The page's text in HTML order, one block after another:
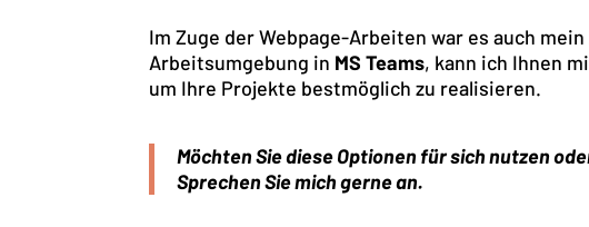
Im Zuge der Webpage-Arbeiten war es auch
Arbeitsumgebung in MS Teams, kann ich Ihnen
um Ihre Projekte bestmöglich zu realisieren.
Möchten Sie diese Optionen für sich nutzen
Sprechen Sie mich gerne an.